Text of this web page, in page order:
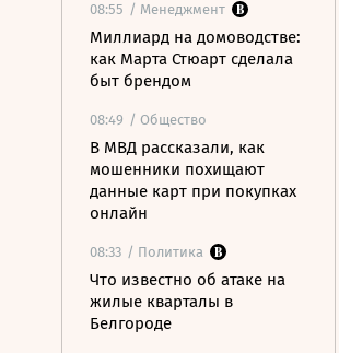
08:55 / Менеджмент
Миллиард на домоводстве:
как Марта Стюарт сделала
быт брендом
08:49 / Общество
В МВД рассказали, как
мошенники похищают
данные карт при покупках
онлайн
08:33 / Политика
Что известно об атаке на
жилые кварталы в
Белгороде